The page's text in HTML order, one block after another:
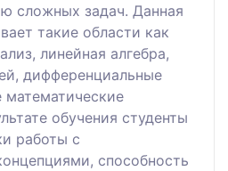
сложных задач. Данная
такие области как
линейная алгебра,
дифференциальные
математические
обучения студенты
работы с
способность